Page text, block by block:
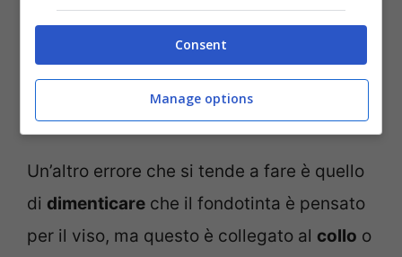
in questo modo si rischia di creare delle
. Arrivate alcontorno occhi
meglio picchiettare con le dita e non
sottovalutate le
Un’altro errore che si tende a fare è quello
di dimenticare che il fondotinta è pensato
per il viso, ma questo è collegato al collo o
Consent
Manage options